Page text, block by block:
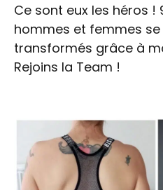
Ce sont eux les héros !
hommes et femmes
transformés grâce à
Rejoins la Team !